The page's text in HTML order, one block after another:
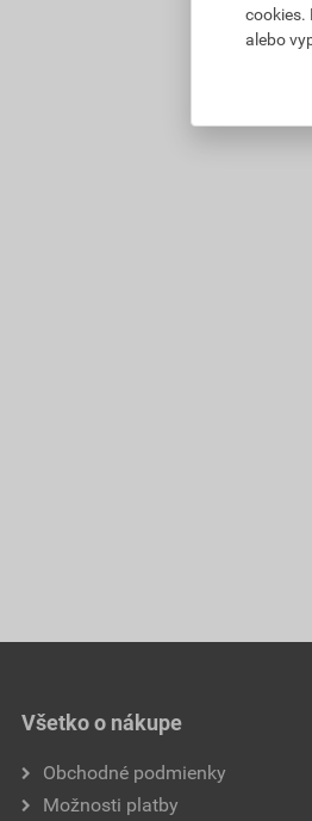
Všetko o nákupe
Obchodné podmienky
Možnosti platby
cookies.
alebo